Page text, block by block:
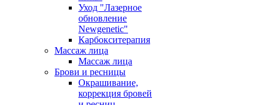
Уход "Лазерное
обновление
Newgenetic"
Карбокситерапия
Массаж лица
Массаж лица
Брови и ресницы
Окрашивание,
коррекция бровей